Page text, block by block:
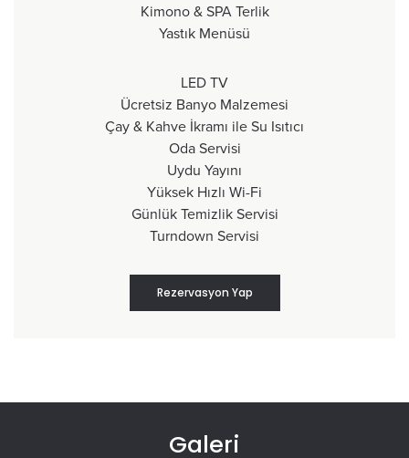
Kimono & SPA Terlik
Yastık Menüsü
LED TV
Ücretsiz Banyo Malzemesi
Çay & Kahve İkramı ile Su Isıtıcı
Oda Servisi
Uydu Yayını
Yüksek Hızlı Wi-Fi
Günlük Temizlik Servisi
Turndown Servisi
Rezervasyon Yap
Galeri